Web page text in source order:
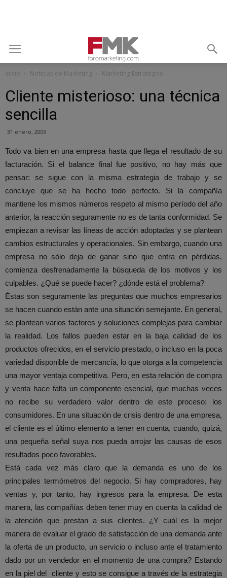
Inicio Noticias de Marketing Marketing Estratégico
Cliente misterioso: una técnica
sencilla
31 enero, 2009
Todo va bien en una empresa hasta que llega el resultado de su
facturación. Si el balance final fue positivo, no hay más que
pensar: se sigue con la misma estrategia de trabajo y se
concluye que se ha hecho todo perfecto. Si la compañía
mantiene los mismos números respeto al mismo período del año
anterior, la reacción seguramente no es de tanta conformidad. Se
empiezan a revisar las líneas de acción adoptadas y se plantean
cambios estructurales y operacionales. Sin embargo, cuando una
empresa no sólo deja de ganar sino que entra en pérdidas,
comienza desfrenadamente la búsqueda de los motivos y los
culpables. ¿Qué se puede hacer? ¿dónde está el problema?
Éstas son seguramente las preguntas que muchos empresarios
se hacen cuando están ante una situación semejante. En general,
se plantean varios factores y soluciones complejas para cambiar
la realidad. Los fallos pueden estar en la baja calidad de los
productos ofrecidos, en el servicio prestado, o incluso en la poca
variedad disponible de mercancía, lo que otorga a la competencia
una mayor ventaja competitiva. Pero, en esta relación de compra
y venta hace falta un componente esencial, que muchas veces
no recibe su verdadero valor dentro de este proceso: los
consumidores. En una situación de crisis dentro de una empresa,
el cliente es el último elemento a tener en cuenta, cuando, quizá,
una pequeña señal suya nos pueda arrojar las causas de esos
resultados poco favorables.
Está cada vez más claro que la demanda es uno de los
principales termómetros del negocio. Si hay compradores, hay
ventas y, por tanto, hay ingresos para la empresa. De esta
manera, las compañías deben tener muy en cuenta la calidad de
la atención que prestan a sus clientes. ¿Y cuál es la mejor
manera de evaluar el grado de satisfacción de una demanda ante
la oferta de un producto, un servicio o incluso ante el tratamiento
dado por un vendedor en el momento de una compra? Estando
en la piel del cliente y esto se consigue a través de la estrategia